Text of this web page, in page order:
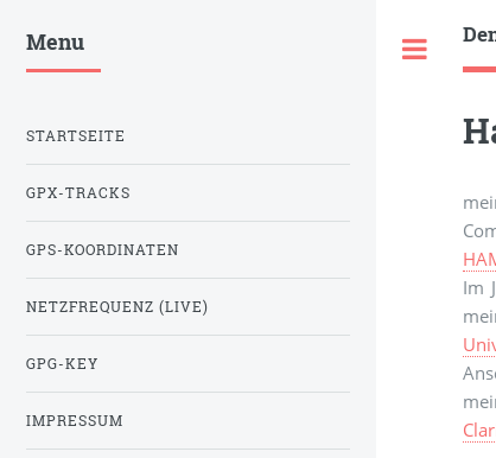
Im
Menu
STARTSEITE
GPX-TRACKS
GPS-KOORDINATEN
NETZFREQUENZ (LIVE)
GPG-KEY
IMPRESSUM